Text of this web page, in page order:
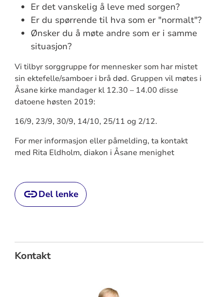
Er det vanskelig å leve med sorgen?
Er du spørrende til hva som er "normalt"?
Ønsker du å møte andre som er i samme
situasjon?
Vi tilbyr sorggruppe for mennesker som har mistet
sin ektefelle/samboer i brå død. Gruppen vil møtes i
Åsane kirke mandager kl 12.30 – 14.00 disse
datoene høsten 2019:
16/9, 23/9, 30/9, 14/10, 25/11 og 2/12.
For mer informasjon eller påmelding, ta kontakt
med Rita Eldholm, diakon i Åsane menighet
Del lenke
Kontakt